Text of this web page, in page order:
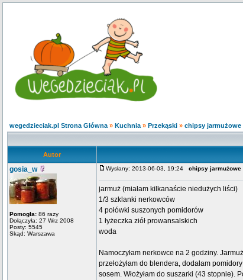
wegedzieciak.pl Strona Główna » Kuchnia » Przekąski » chipsy jarmużowe
Autor
gosia_w
Pomogła: 86 razy
Dołączyła: 27 Wrz 2008
Posty: 5545
Skąd: Warszawa
Wysłany: 2013-06-03, 19:24 chipsy jarmużowe
jarmuż (miałam kilkanaście niedużych liści)
1/3 szklanki nerkowców
4 połówki suszonych pomidorów
1 łyżeczka ziół prowansalskich
woda
Namoczyłam nerkowce na 2 godziny.
przełożyłam do blendera, dodałam
sosem. Włożyłam do suszarki (43 stopnie).